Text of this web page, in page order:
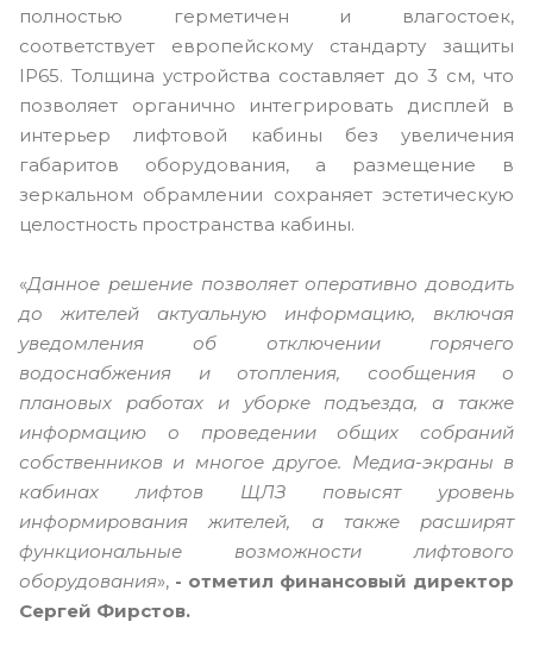
полностью герметичен и влагостоек,
соответствует европейскому стандарту защиты
IP65. Толщина устройства составляет до 3 см, что
позволяет органично интегрировать дисплей в
интерьер лифтовой кабины без увеличения
габаритов оборудования, а размещение в
зеркальном обрамлении сохраняет эстетическую
целостность пространства кабины.
«Данное решение позволяет оперативно доводить
до жителей актуальную информацию, включая
уведомления об отключении горячего
водоснабжения и отопления, сообщения о
плановых работах и уборке подъезда, а также
информацию о проведении общих собраний
собственников и многое другое. Медиа-экраны в
кабинах лифтов ЩЛЗ повысят уровень
информирования жителей, а также расширят
функциональные возможности лифтового
оборудования», - отметил финансовый директор
Сергей Фирстов.